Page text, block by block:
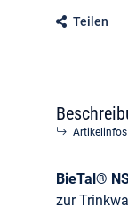
Teilen
BieTal®
zur